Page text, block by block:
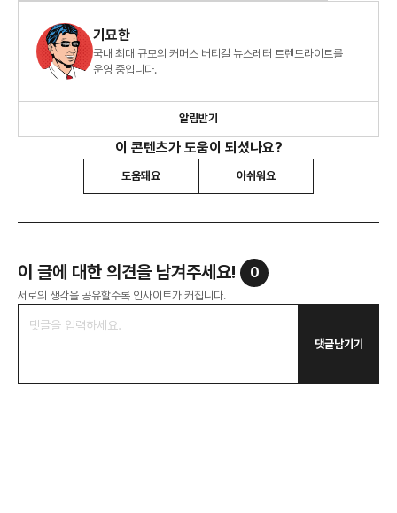
기묘한
국내 최대 규모의 커머스 버티컬 뉴스레터 트렌드라이트를
운영 중입니다.
알림받기
이 콘텐츠가 도움이 되셨나요?
도움돼요 아쉬워요
이 글에 대한 의견을 남겨주세요! 0
서로의 생각을 공유할수록 인사이트가 커집니다.
댓글남기기